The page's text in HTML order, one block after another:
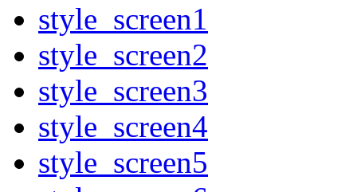
style_screen1
style_screen2
style_screen3
style_screen4
style_screen5